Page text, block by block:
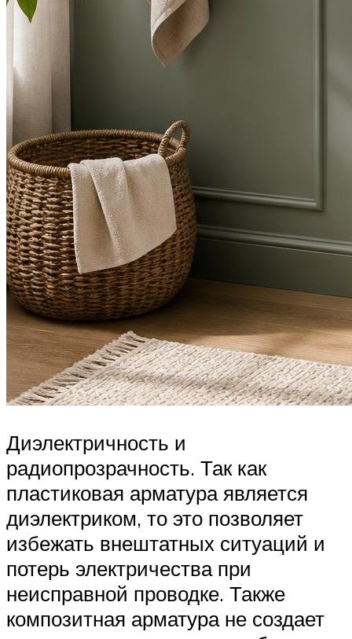
Диэлектричность и
радиопрозрачность. Так как
пластиковая арматура является
диэлектриком, то это позволяет
избежать внештатных ситуаций и
потерь электричества при
неисправной проводке. Также
композитная арматура не создает